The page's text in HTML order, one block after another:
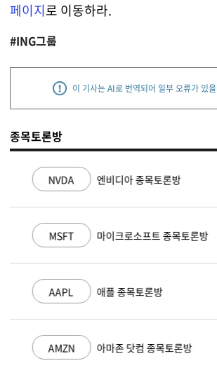
페이지로 이동하라.
#ING그룹
이 기사는 AI로 번역되어 일부 오류가 있
종목토론방
NVDA 엔비디아 종목토론방
MSFT 마이크로소프트 종목토론방
AAPL 애플 종목토론방
AMZN 아마존 닷컴 종목토론방